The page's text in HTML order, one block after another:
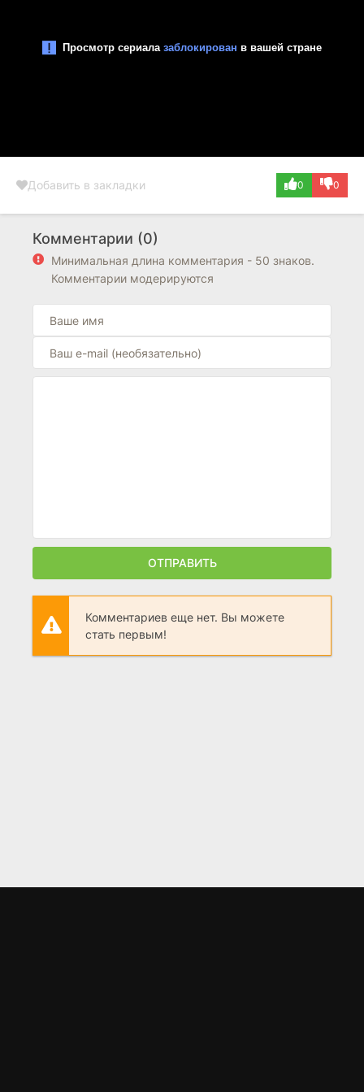
Добавить в закладки 0 0
Комментарии (0)
Минимальная длина комментария - 50 знаков.
Комментарии модерируются
ОТПРАВИТЬ
Комментариев еще нет. Вы можете
стать первым!